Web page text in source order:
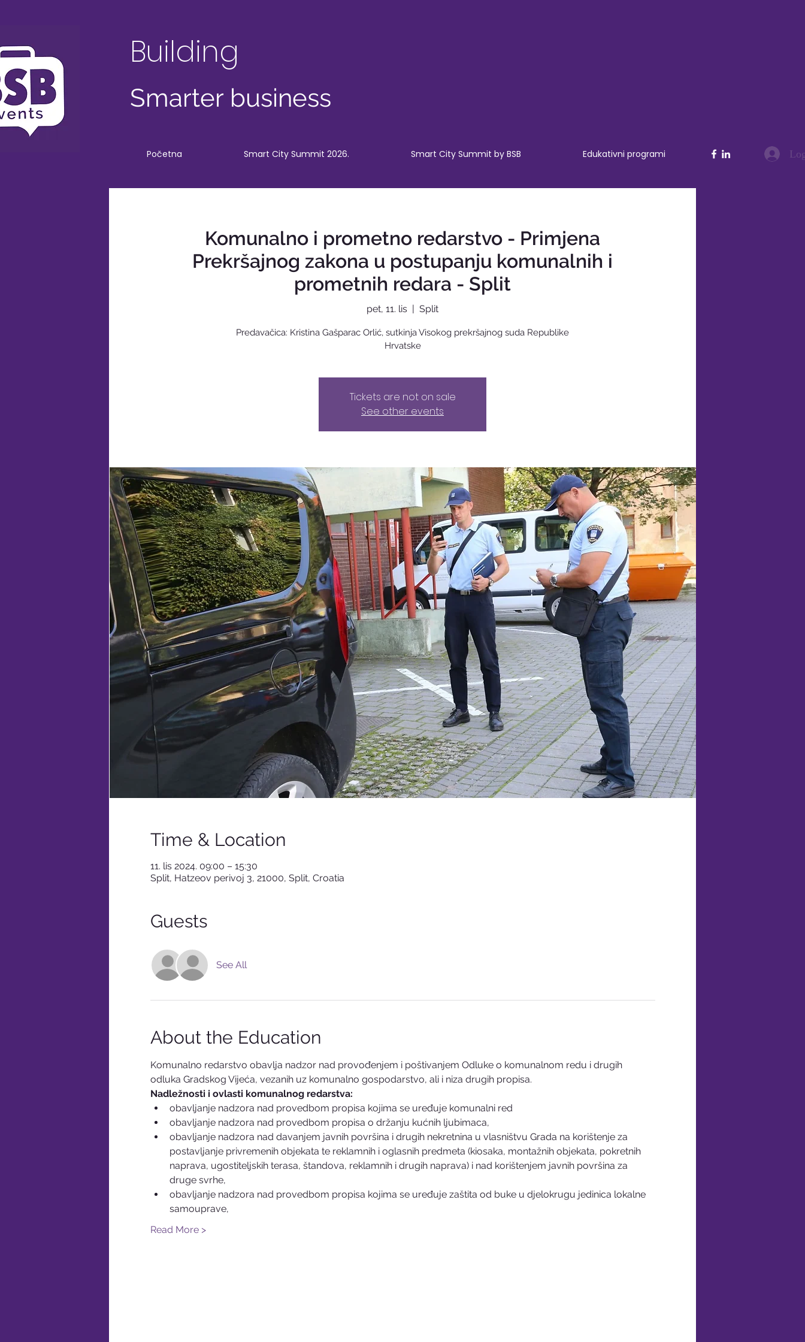
Building
Smarter business
Početna Smart City Summit 2026. Smart City Summit by BSB Edukativni programi
Komunalno i prometno redarstvo - Primjena
Prekršajnog zakona u postupanju komunalnih i
prometnih redara - Split
pet, 11. lis
  |
Split
Predavačica: Kristina Gašparac Orlić, sutkinja Visokog prekršajnog suda Republike
Hrvatske
Tickets are not on sale
See other events
Time & Location
11. lis 2024. 09:00 – 15:30
Split, Hatzeov perivoj 3, 21000, Split, Croatia
Guests
See All
About the Education
Komunalno redarstvo obavlja nadzor nad provođenjem i poštivanjem Odluke o komunalnom redu i drugih
odluka Gradskog Vijeća, vezanih uz komunalno gospodarstvo, ali i niza drugih propisa.
Nadležnosti i ovlasti komunalnog redarstva:
obavljanje nadzora nad provedbom propisa kojima se uređuje komunalni red
obavljanje nadzora nad provedbom propisa o držanju kućnih ljubimaca,
obavljanje nadzora nad davanjem javnih površina i drugih nekretnina u vlasništvu Grada na korištenje za
postavljanje privremenih objekata te reklamnih i oglasnih predmeta (kiosaka, montažnih objekata, pokretnih
naprava, ugostiteljskih terasa, štandova, reklamnih i drugih naprava) i nad korištenjem javnih površina za
druge svrhe,
obavljanje nadzora nad provedbom propisa kojima se uređuje zaštita od buke u djelokrugu jedinica lokalne
samouprave,
Read More >